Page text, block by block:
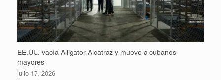
EE.UU. vacía Alligator Alcatraz y mueve a cubanos
mayores
julio 17, 2026